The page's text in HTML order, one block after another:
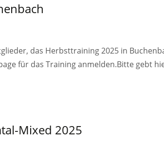
das Herbsttraining 2025 in
für das Training anmelden.Bitte gebt
Mixed 2025